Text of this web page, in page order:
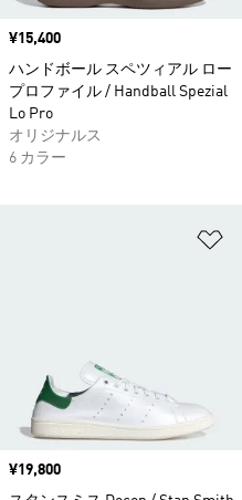
価格
¥15,400
ハンドボール スペツィアル ロー
プロファイル / Handball Spezial
Lo Pro
オリジナルス
6 カラー
価格
¥19,800